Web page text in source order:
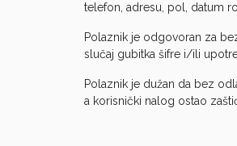
telefon, adresu, pol, datum
Polaznik je odgovoran za
slučaj gubitka šifre i/ili
Polaznik je dužan da bez
a korisnički nalog ostao